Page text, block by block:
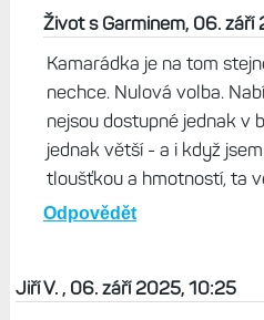
Život s Garminem, 06. září
Kamarádka je na tom
nechce. Nulová volba.
nejsou dostupné jednak v
jednak větší - a i když
tloušťkou a hmotností, ta
Odpovědět
Jiří V. , 06. září 2025, 10:25